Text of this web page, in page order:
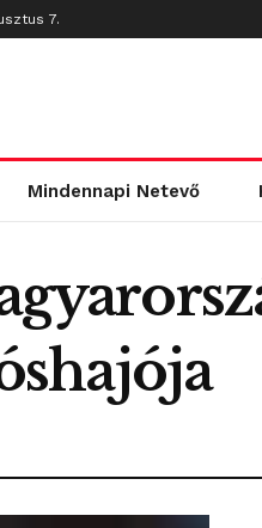
7.
Mindennapi Netevő